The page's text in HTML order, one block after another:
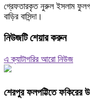
গ্রেফতারকৃত নুরুল ইসলাম
বাড়ির বাসিন্দা।
নিউজটি শেয়ার করুন
এ ক্যাটাগরির আরো নিউজ
শেরপুর ফলপট্টিতে ফকিরের